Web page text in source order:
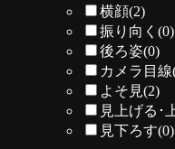
横顔(2)
振り向く(0)
後ろ姿(0)
カメラ目線
よそ見(2)
見上げる･
見下ろす(0)